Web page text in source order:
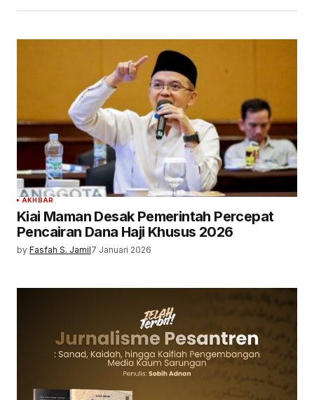
AKHBAR
Kiai Maman Desak Pemerintah Percepat
Pencairan Dana Haji Khusus 2026
by Fasfah S. Jamil7 Januari 2026